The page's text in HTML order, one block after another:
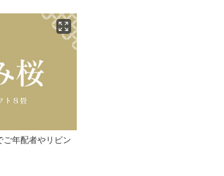
ご年配者やリビン